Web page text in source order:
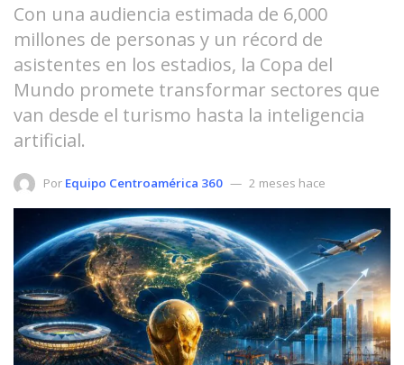
Con una audiencia estimada de 6,000
millones de personas y un récord de
asistentes en los estadios, la Copa del
Mundo promete transformar sectores que
van desde el turismo hasta la inteligencia
artificial.
Por Equipo Centroamérica 360 2 meses hace